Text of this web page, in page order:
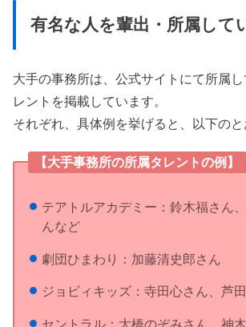
有名な人を輩出・所属して
大手の事務所は、公式サイトにて所属
レントを掲載しています。
それぞれ、具体例を挙げると、以下のと
【大手事務所の所属タレントの例】
テアトルアカデミー：鈴木福さん
んなど
劇団ひまわり：加藤清史郎さん
ジョビィキッズ：寺田心さん、芦
セントラル：大橋のぞみさん、神